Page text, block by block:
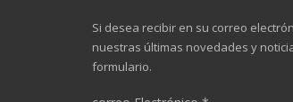
Si desea recibir en su correo
nuestras últimas novedades y
formulario.